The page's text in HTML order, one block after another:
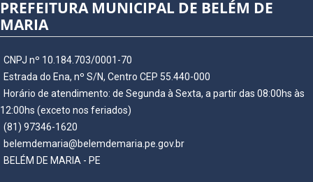
PREFEITURA MUNICIPAL DE BELÉM DE
MARIA
CNPJ nº 10.184.703/0001-70
Estrada do Ena, nº S/N, Centro CEP 55.440-000
Horário de atendimento: de Segunda à Sexta, a partir das 08:00hs às
12:00hs (exceto nos feriados)
(81) 97346-1620
belemdemaria@belemdemaria.pe.gov.br
BELÉM DE MARIA - PE